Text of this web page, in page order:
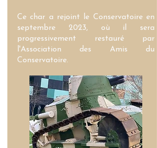
Ce char a rejoint le Conservatoire en
septembre 2023, où il sera
progressivement restauré par
l'Association des Amis du
Conservatoire.